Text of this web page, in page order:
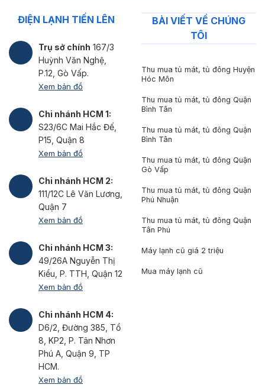
ĐIỆN LẠNH TIẾN LÊN
Trụ sở chính 167/3
Huỳnh Văn Nghệ,
P.12, Gò Vấp.
Xem bản đồ
Chi nhánh HCM 1:
S23/6C Mai Hắc Đế,
P15, Quận 8
Xem bản đồ
Chi nhánh HCM 2:
111/12C Lê Văn Lương,
Quận 7
Xem bản đồ
Chi nhánh HCM 3:
49/26A Nguyễn Thị
Kiểu, P. TTH, Quận 12
Xem bản đồ
Chi nhánh HCM 4:
D6/2, Đường 385, Tổ
8, KP2, P. Tân Nhơn
Phú A, Quận 9, TP
HCM.
Xem bản đồ
BÀI VIẾT VỀ CHÚNG
TÔI
Thu mua tủ mát, tủ đông Huyện
Hóc Môn
Thu mua tủ mát, tủ đông Quận
Bình Tân
Thu mua tủ mát, tủ đông Quận
Bình Tân
Thu mua tủ mát, tủ đông Quận
Gò Vấp
Thu mua tủ mát, tủ đông Quận
Phú Nhuận
Thu mua tủ mát, tủ đông Quận
Tân Phú
Máy lạnh cũ giá 2 triệu
Mua máy lạnh cũ